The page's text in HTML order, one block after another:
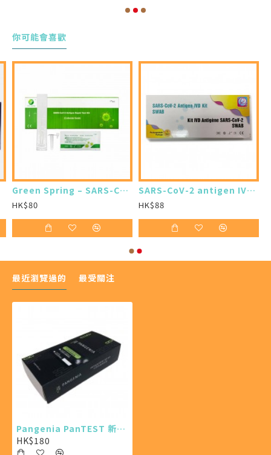
你可能會喜歡
Green Spring – SARS-CoV-2抗原快速測試劑 (10支裝)
HK$80
SARS-CoV-2 antigen IVD kit 新冠病毒抗原快速測試盒(12盒$816)
HK$88
最近瀏覽過的 最受關注
Pangenia PanTEST 新冠病毒抗原快速測試 (缺貨中)
HK$180